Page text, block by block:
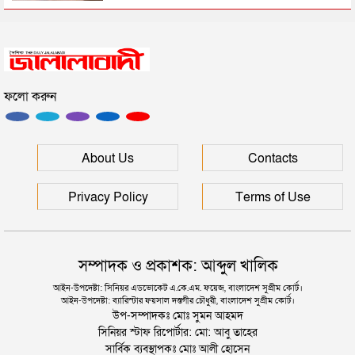
সিলেটের কদমতলী থেকে আটক ৭ জন
ফলো করুন
About Us Contacts
Privacy Policy Terms of Use
সম্পাদক ও প্রকাশক: আব্দুল খালিক
আইন-উপদেষ্টা: সিনিয়র এডভোকেট এ.কে.এম. ফয়েজ, বাংলাদেশ সুপ্রীম কোর্ট।
আইন-উপদেষ্টা: ব্যারিস্টার ফয়সাল দস্তগীর চৌধুরী, বাংলাদেশ সুপ্রীম কোর্ট।
উপ-সম্পাদকঃ মোঃ সুমন আহমদ
সিনিয়র স্টাফ রিপোর্টার: মো: আবু তাহের
সার্বিক ব্যবস্থাপকঃ মোঃ আলী হোসেন